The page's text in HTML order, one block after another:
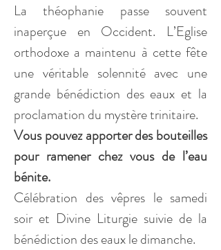
La théophanie passe souvent
inaperçue en Occident. L’Eglise
orthodoxe a maintenu à cette fête
une véritable solennité avec une
grande bénédiction des eaux et la
proclamation du mystère trinitaire.
Vous pouvez apporter des bouteilles
pour ramener chez vous de l’eau
bénite.
Célébration des vêpres le samedi
soir et Divine Liturgie suivie de la
bénédiction des eaux le dimanche.